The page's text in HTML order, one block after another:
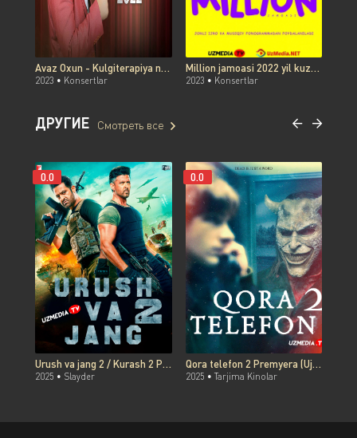
Avaz Oxun - Kulgiterapiya nomli konsert dasturi 2022 onlayn ko'rish skachat
2023 • Konsertlar
Million jamoasi 2022 yil kuzgi konsert dasturi 4K UHD yuklash / Миллион жамоаси 2022 кузги концерти 4K UHD скачать
2023 • Konsertlar
ДРУГИЕ Смотреть все
Urush va jang 2 / Kurash 2 Premyera Hind kino Uzbek tilida O'zbekcha 2025 tarjima kino Full HD tas-ix skachat
2025 • Slayder
0.0
Qora telefon 2 Premyera (Ujas, Daxshat, Qo'rqinchli film) Uzbek tilida O'zbekcha 2025 tarjima kino Full HD tas-ix skachat
2025 • Tarjima Kinolar
0.0